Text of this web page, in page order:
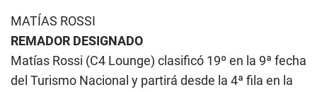
MATÍAS ROSSI
REMADOR DESIGNADO
Matías Rossi (C4 Lounge) clasificó 19º en la 9ª fecha
del Turismo Nacional y partirá desde la 4ª fila en la